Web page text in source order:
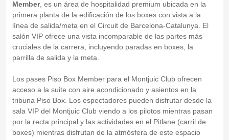
Member, es un área de hospitalidad premium ubicada en la
primera planta de la edificación de los boxes con vista a la
línea de salida/meta en el Circuit de Barcelona-Catalunya. El
salón VIP ofrece una vista incomparable de las partes más
cruciales de la carrera, incluyendo paradas en boxes, la
parrilla de salida y la meta.
Los pases Piso Box Member para el Montjuic Club ofrecen
acceso a la suite con aire acondicionado y asientos en la
tribuna Piso Box. Los espectadores pueden disfrutar desde la
sala VIP del Montjuic Club viendo a los pilotos mientras pasan
por la recta principal y las actividades en el Pitlane (carril de
boxes) mientras disfrutan de la atmósfera de este espacio